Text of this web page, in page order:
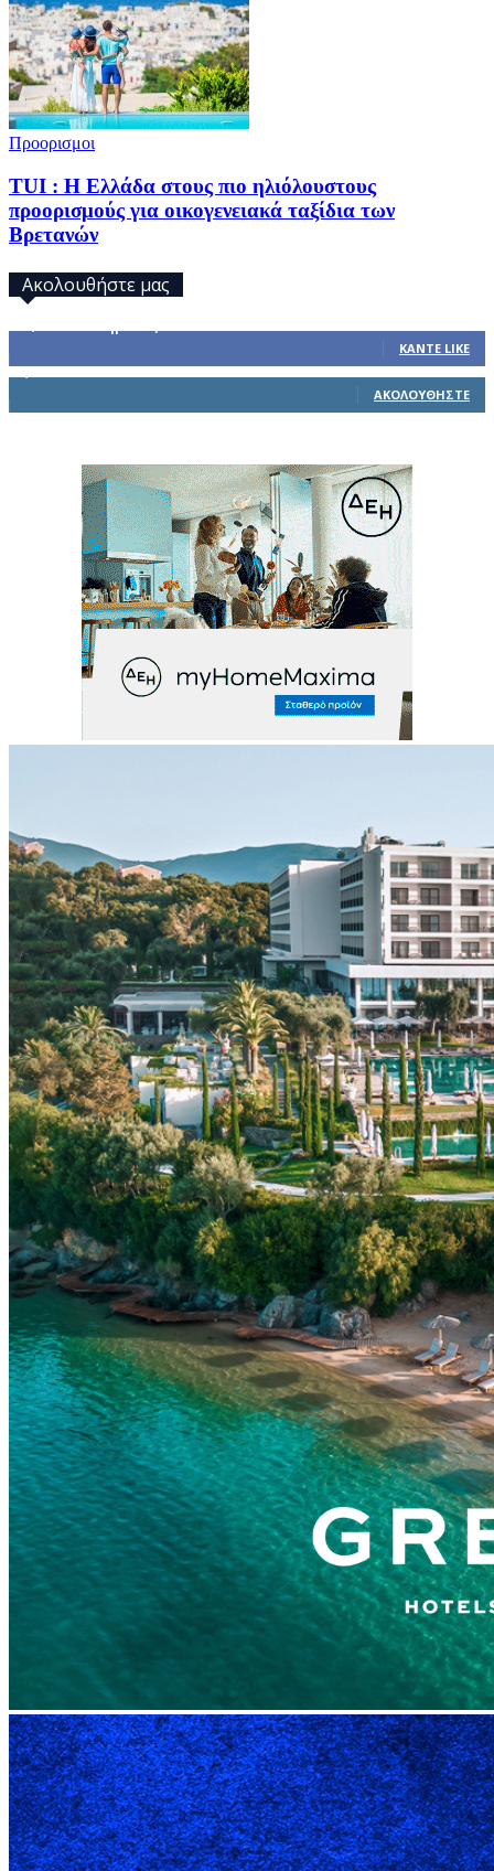
Προορισμοι
TUI : Η Ελλάδα στους πιο ηλιόλουστους
προορισμούς για οικογενειακά ταξίδια των
Βρετανών
Ακολουθήστε μας
ΚΆΝΤΕ LIKE
ΑΚΟΛΟΥΘΉΣΤΕ